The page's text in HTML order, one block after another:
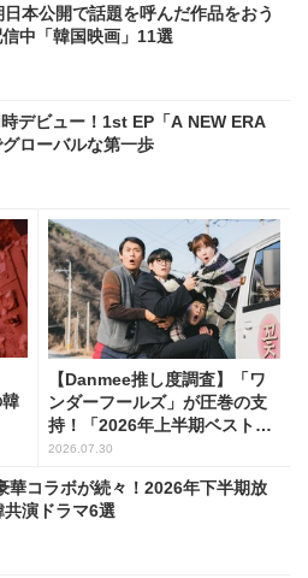
本公開で話題を呼んだ作品をおう
中「韓国映画」11選
デビュー！1st EP「A NEW ERA
ローバルな第一歩
【Danmee推し度調査】「ワ
ンダーフールズ」が圧巻の支
持！「2026年上半期ベスト・
オブ・韓国ドラマ」1位に輝く
2026.07.30
華コラボが続々！2026年下半期放
演ドラマ6選